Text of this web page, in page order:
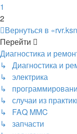
1
2
Вернуться в
Перейти
Диагностика и
↳ Диагностика и
↳ электрика
↳
↳ случаи из
↳ FAQ MMC
↳ запчасти